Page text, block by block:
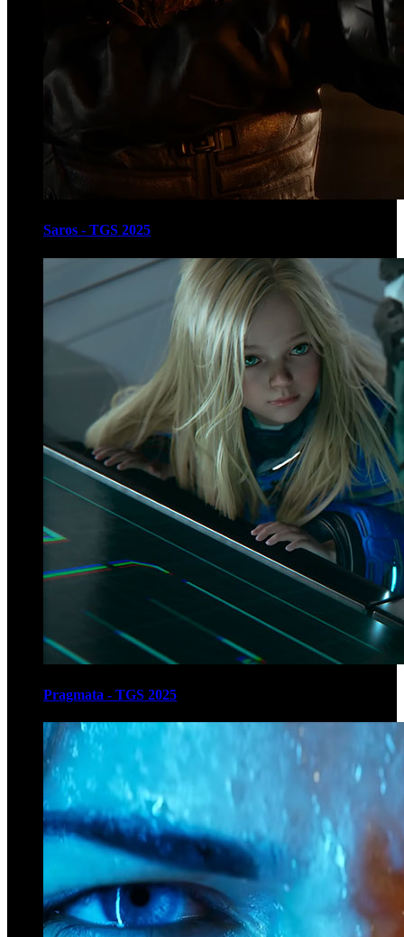
Saros - TGS 2025
Pragmata - TGS 2025